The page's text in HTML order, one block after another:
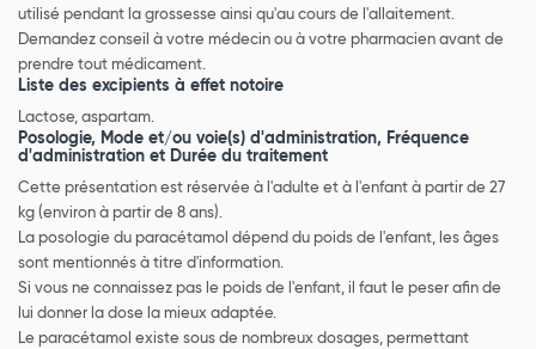
utilisé pendant la grossesse ainsi qu'au cours de l'allaitement.
Demandez conseil à votre médecin ou à votre pharmacien avant de
prendre tout médicament.
Liste des excipients à effet notoire
Lactose, aspartam.
Posologie, Mode et/ou voie(s) d'administration, Fréquence
d'administration et Durée du traitement
Cette présentation est réservée à l'adulte et à l'enfant à partir de 27
kg (environ à partir de 8 ans).
La posologie du paracétamol dépend du poids de l'enfant, les âges
sont mentionnés à titre d'information.
Si vous ne connaissez pas le poids de l'enfant, il faut le peser afin de
lui donner la dose la mieux adaptée.
Le paracétamol existe sous de nombreux dosages, permettant